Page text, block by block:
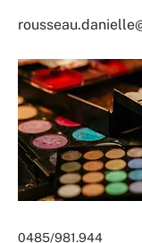
0485/981.944